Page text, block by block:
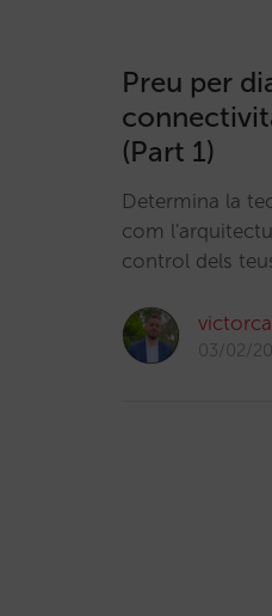
Preu per
(Part 1)
Determina la
com
control dels
03/02/